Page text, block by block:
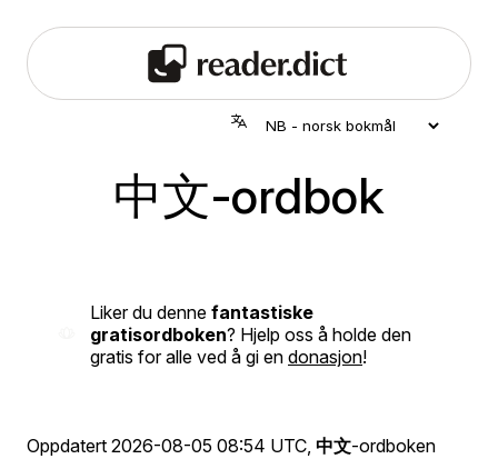
中文-ordbok
Liker du denne fantastiske
gratisordboken? Hjelp oss å holde den
gratis for alle ved å gi en donasjon!
Oppdatert 2026-08-05 08:54 UTC 中文-ordboken